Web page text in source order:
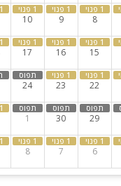
8
9
10
15
16
17
22
23
24
29
30
1
6
7
8